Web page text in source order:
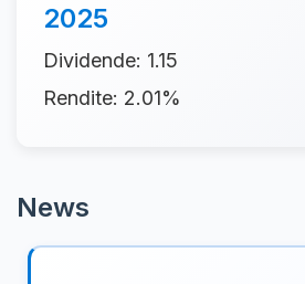
2025
Dividende: 1.15
Rendite: 2.01%
News